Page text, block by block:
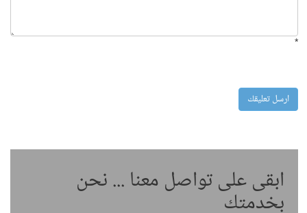
*
ابقى على تواصل معنا ... نحن
بخدمتك